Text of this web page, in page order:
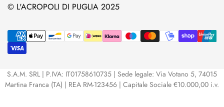
Les emballages
Nos crèmes à tartiner
Conditions générales
Requête de données
Contacts
Bon cadeau
Tous nos produits
© L'ACROPOLI DI PUGLIA 2025
S.A.M. SRL | P.IVA: IT01758610735 | Sede legale: Via Votano 5, 74015
Martina Franca (TA) | REA RM-123456 | Capitale Sociale €10.000,00 i.v.